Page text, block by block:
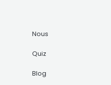
Nous
Quiz
Blog